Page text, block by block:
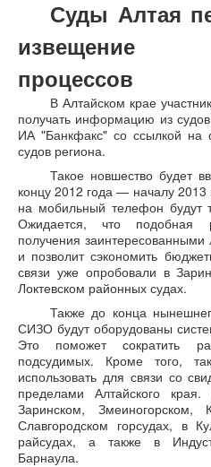
Суды Алтая
извещение
процессов
В Алтайском крае
получать информацию из
ИА "Банкфакс" со ссылкой на
судов региона.
Такое новшество будет
концу 2012 года — началу
на мобильный телефон будут
Ожидается, что подобная
получения
и позволит сэкономить
связи уже опробовали в
Локтевском районных судах.
Также до конца
СИЗО будут оборудованы
Это поможет сократить
подсудимых. Кроме того,
использовать для связи со
пределами Алтайского
Заринском, Змеиногорском,
Славгородском горсудах, в
райсудах, а также в
Барнаула.